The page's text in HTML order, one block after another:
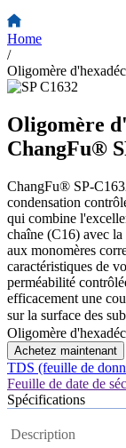
Home
/
Oligomère
Oligomère
ChangFu®
ChangFu® SP-
condensation
qui combine
chaîne (C16) avec
aux monomères
caractéristiques de
perméabilité
efficacement une
sur la surface des
Oligomère
Achetez maintenant
TDS (feuille de
Feuille de date de
Spécifications
Description